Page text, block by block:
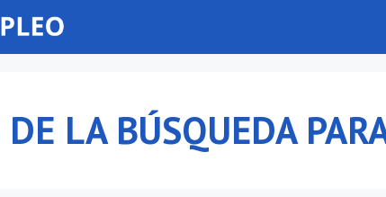
DE LA BÚSQUEDA